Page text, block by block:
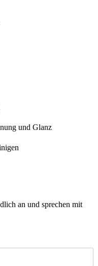
und Glanz
an und sprechen mit